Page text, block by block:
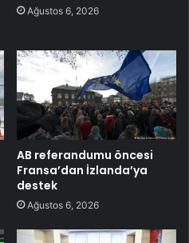
Ağustos 6, 2026
AB referandumu öncesi
Fransa’dan İzlanda’ya
destek
Ağustos 6, 2026